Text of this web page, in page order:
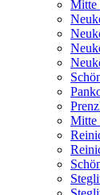
Mitte
Mitte